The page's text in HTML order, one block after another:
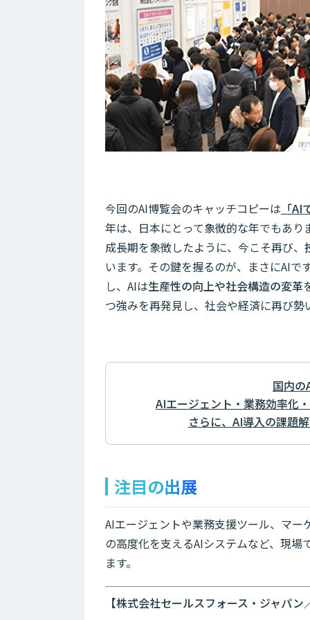
今回のAI博覧会のキャッチコピーは 「
年は、日本にとって象徴的な年でもあり
成長期を象徴したように、今こそ再び、
います。その鍵を握るのが、まさにAI
し、AIは生産性の向上や社会構造の変革
つ強みを再発見し、社会や経済に再び
国内の
AIエージェント・業務効率化
さらに、AI導入の課題
注目の出展
AIエージェントや業務支援ツール、マー
の高度化を支えるAIシステムなど、現
ます。
【株式会社セールスフォース・ジャパ